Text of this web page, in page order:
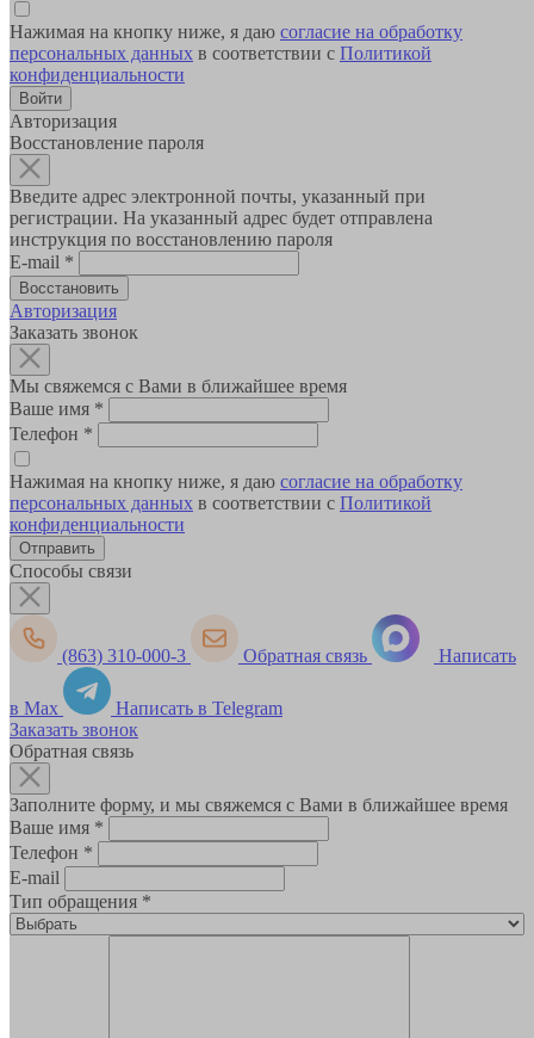
Нажимая на кнопку ниже, я даю согласие на обработку
персональных данных в соответствии с Политикой
конфиденциальности
Авторизация
Восстановление пароля
Введите адрес электронной почты, указанный при
регистрации. На указанный адрес будет отправлена
инструкция по восстановлению пароля
E-mail *
Авторизация
Заказать звонок
Мы свяжемся с Вами в ближайшее время
Ваше имя *
Телефон *
Нажимая на кнопку ниже, я даю согласие на обработку
персональных данных в соответствии с Политикой
конфиденциальности
Способы связи
(863) 310-000-3 Обратная связь Написать
в Max
Написать в Telegram
Заказать звонок
Обратная связь
Заполните форму, и мы свяжемся с Вами в ближайшее время
Ваше имя *
Телефон *
E-mail
Тип обращения *